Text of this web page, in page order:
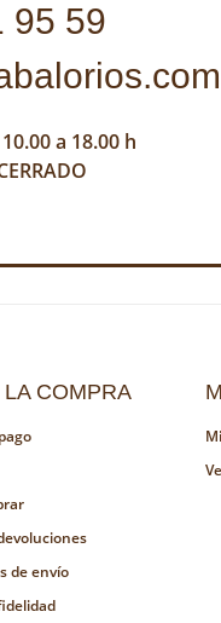
95 59
a 18.00 h
COMPRA
de envío